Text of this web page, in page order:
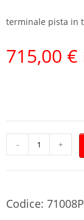
terminale pista in
715,00 €
- +
Codice: